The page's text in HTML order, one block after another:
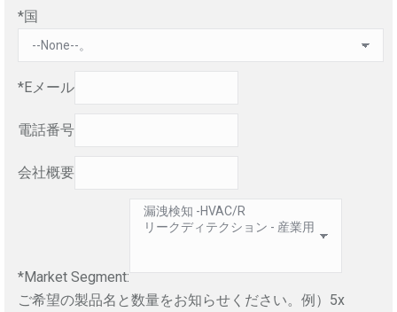
*国
*Eメール
電話番号
会社概要
*Market Segment:
ご希望の製品名と数量をお知らせください。例）5x